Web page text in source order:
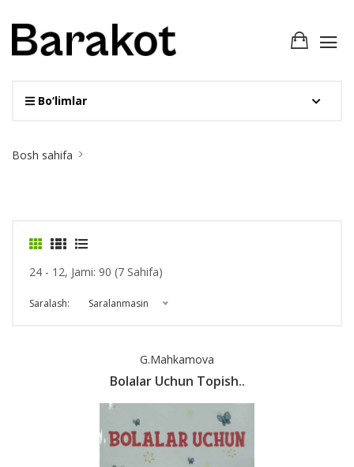
Bo‘limlar
Breadcrumb
Bosh sahifa
24 - 12, Jami: 90 (7 Sahifa)
Saralash: Saralanmasin
G.Mahkamova
Bolalar Uchun Topish..